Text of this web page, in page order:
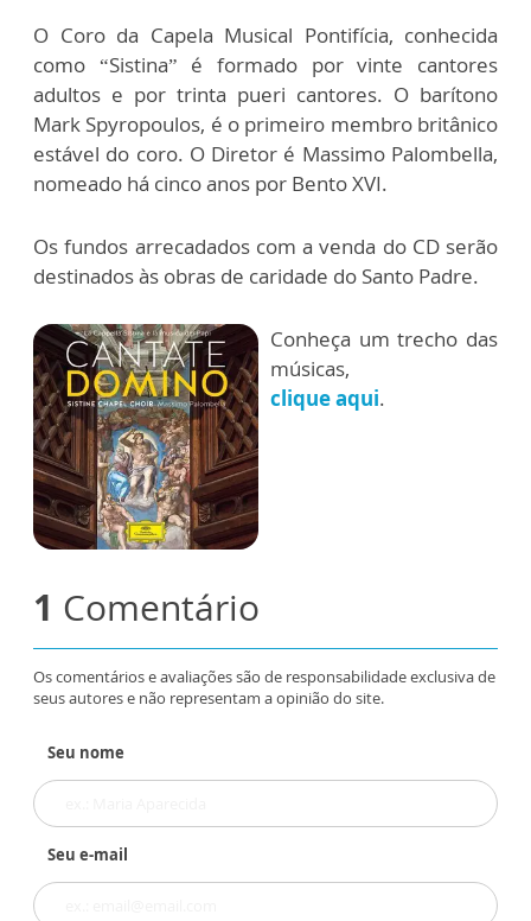
O Coro da Capela Musical Pontifícia, conhecida
como “Sistina” é formado por vinte cantores
adultos e por trinta pueri cantores. O barítono
Mark Spyropoulos, é o primeiro membro britânico
estável do coro. O Diretor é Massimo Palombella,
nomeado há cinco anos por Bento XVI.
Os fundos arrecadados com a venda do CD serão
destinados às obras de caridade do Santo Padre.
Conheça um trecho das
músicas,
clique aqui.
1 Comentário
Os comentários e avaliações são de responsabilidade exclusiva de
seus autores e não representam a opinião do site.
Seu nome
Seu e-mail